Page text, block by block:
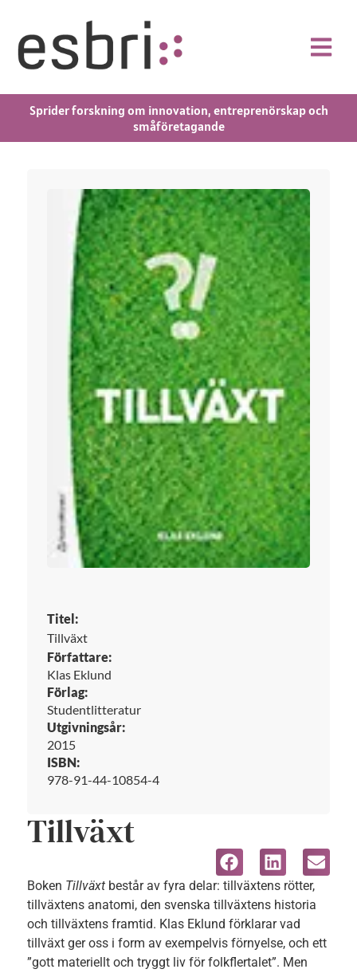
Sprider forskning om innovation, entreprenörskap och
småföretagande
Titel:
Tillväxt
Författare:
Klas Eklund
Förlag:
Studentlitteratur
Utgivningsår:
2015
ISBN:
978-91-44-10854-4
Tillväxt
Boken Tillväxtbestår av fyra delar: tillväxtens rötter,
tillväxtens anatomi, den svenska tillväxtens historia
och tillväxtens framtid. Klas Eklund förklarar vad
tillväxt ger oss i form av exempelvis förnyelse, och ett
”gott materiellt och tryggt liv för folkflertalet”. Men